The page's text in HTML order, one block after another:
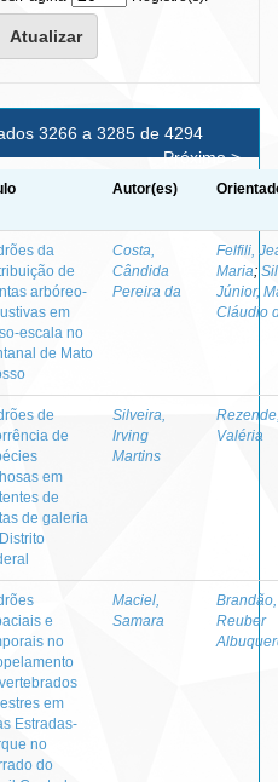
3266 a 3285 de 4294
Próximo >
Autor(es)
da
de
arbóreo-
em
escala no
de Mato
Costa,
Cândida
Pereira da
Felfili,
Maria;
Júnior,
Cláudio
de
de
em
de
de galeria
Silveira,
Irving
Martins
Valéria
e
no
em
Estradas-
no
do
Maciel,
Samara
Brandão,
Reuber